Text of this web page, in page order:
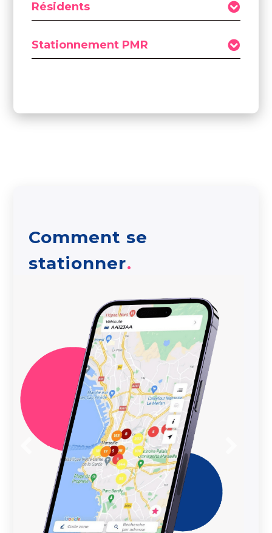
Résidents
Stationnement PMR
Comment se
stationner